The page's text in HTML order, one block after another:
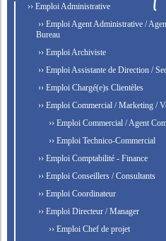
›› Emploi Administrative
›› Emploi Agent Administrative /
Bureau
›› Emploi Archiviste
›› Emploi Assistante de Direction /
›› Emploi Chargé(e)s Clientèles
›› Emploi Commercial / Marketing /
›› Emploi Commercial / Agent
›› Emploi Technico-Commercial
›› Emploi Comptabilité - Finance
›› Emploi Conseillers / Consultants
›› Emploi Coordinateur
›› Emploi Directeur / Manager
›› Emploi Chef de projet